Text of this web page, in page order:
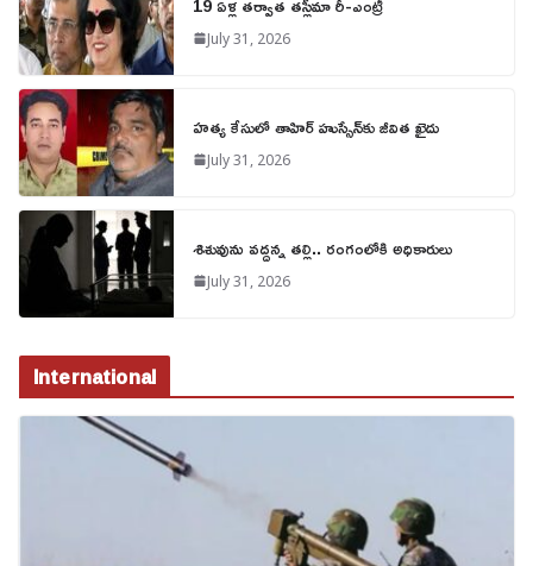
July 31, 2026
హత్య కేసులో తాహిర్ హుస్సేన్‌కు జీవిత ఖైదు
July 31, 2026
శిశువును వద్దన్న తల్లి.. రంగంలోకి అధికారులు
July 31, 2026
International